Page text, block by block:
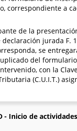
correspondiente a
de la
jurada F.
se
del
con la
(C.U.I.T.)
- Inicio de actividades